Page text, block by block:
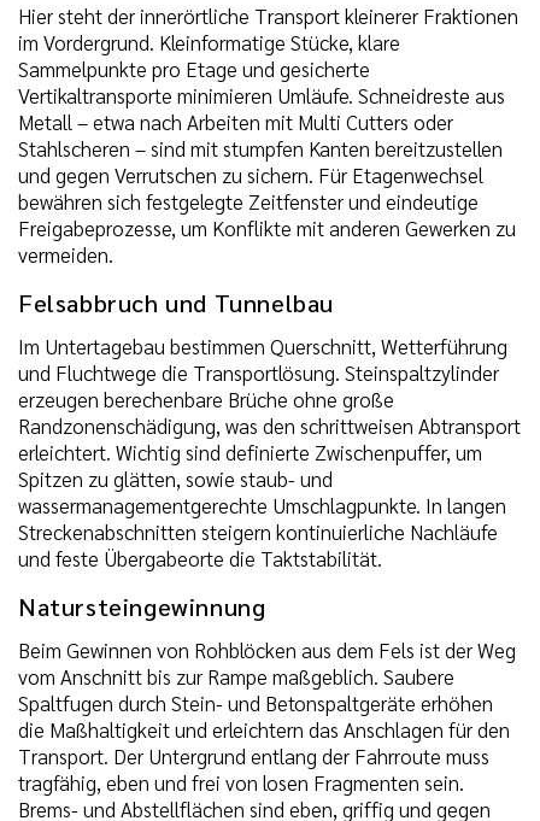
Hier steht der innerörtliche Transport kleinerer Fraktionen
im Vordergrund. Kleinformatige Stücke, klare
Sammelpunkte pro Etage und gesicherte
Vertikaltransporte minimieren Umläufe. Schneidreste aus
Metall – etwa nach Arbeiten mit Multi Cutters oder
Stahlscheren – sind mit stumpfen Kanten bereitzustellen
und gegen Verrutschen zu sichern. Für Etagenwechsel
bewähren sich festgelegte Zeitfenster und eindeutige
Freigabeprozesse, um Konflikte mit anderen Gewerken zu
vermeiden.
Felsabbruch und Tunnelbau
Im Untertagebau bestimmen Querschnitt, Wetterführung
und Fluchtwege die Transportlösung. Steinspaltzylinder
erzeugen berechenbare Brüche ohne große
Randzonenschädigung, was den schrittweisen Abtransport
erleichtert. Wichtig sind definierte Zwischenpuffer, um
Spitzen zu glätten, sowie staub- und
wassermanagementgerechte Umschlagpunkte. In langen
Streckenabschnitten steigern kontinuierliche Nachläufe
und feste Übergabeorte die Taktstabilität.
Natursteingewinnung
Beim Gewinnen von Rohblöcken aus dem Fels ist der Weg
vom Anschnitt bis zur Rampe maßgeblich. Saubere
Spaltfugen durch Stein- und Betonspaltgeräte erhöhen
die Maßhaltigkeit und erleichtern das Anschlagen für den
Transport. Der Untergrund entlang der Fahrroute muss
tragfähig, eben und frei von losen Fragmenten sein.
Brems- und Abstellflächen sind eben, griffig und gegen